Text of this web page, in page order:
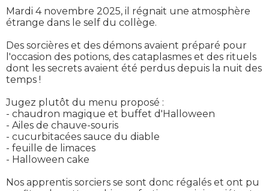
Mardi 4 novembre 2025, il régnait une atmosphère
étrange dans le self du collège.
Des sorcières et des démons avaient préparé pour
l'occasion des potions, des cataplasmes et des rituels
dont les secrets avaient été perdus depuis la nuit des
temps !
Jugez plutôt du menu proposé :
- chaudron magique et buffet d'Halloween
- Ailes de chauve-souris
- cucurbitacées sauce du diable
- feuille de limaces
- Halloween cake
Nos apprentis sorciers se sont donc régalés et ont pu